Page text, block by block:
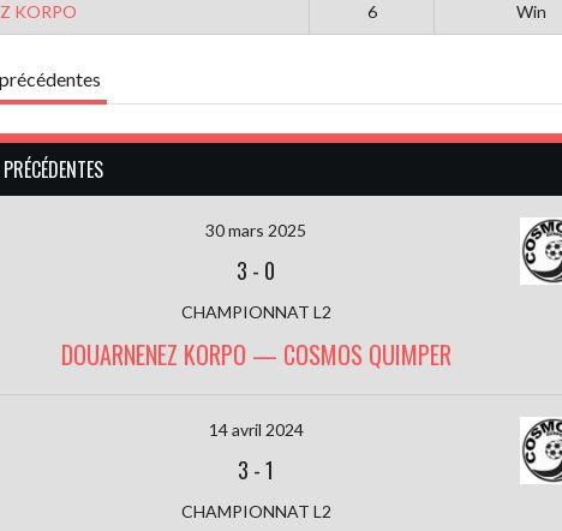
KORPO 6 Win
30 mars 2025
3 - 0
CHAMPIONNAT L2
DOUARNENEZ KORPO — COSMOS QUIMPER
14 avril 2024
3 -1
CHAMPIONNAT L2